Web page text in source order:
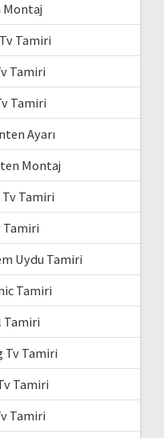
Montaj
Tamiri
Tamiri
Tamiri
Ayarı
Montaj
Tv Tamiri
Tamiri
Uydu Tamiri
Tamiri
Tamiri
Tv Tamiri
Tamiri
Tamiri